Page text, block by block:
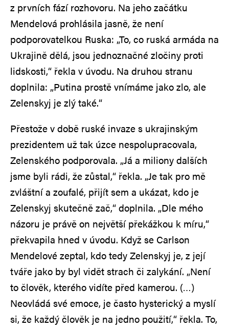
z prvních fází rozhovoru. Na jeho začátku
Mendelová prohlásila jasně, že není
podporovatelkou Ruska: „To, co ruská armáda na
Ukrajině dělá, jsou jednoznačné zločiny proti
lidskosti,“ řekla v úvodu. Na druhou stranu
doplnila: „Putina prostě vnímáme jako zlo, ale
Zelenskyj je zlý také.“
Přestože v době ruské invaze s ukrajinským
prezidentem už tak úzce nespolupracovala,
Zelenského podporovala. „Já a miliony dalších
jsme byli rádi, že zůstal,“ řekla. „Je tak pro mě
zvláštní a zoufalé, přijít sem a ukázat, kdo je
Zelenskyj skutečně zač,“ doplnila. „Dle mého
názoru je právě on největší překážkou k míru,“
překvapila hned v úvodu. Když se Carlson
Mendelové zeptal, kdo tedy Zelenskyj je, z její
tváře jako by byl vidět strach či zalykání. „Není
to člověk, kterého vidíte před kamerou. (…)
Neovládá své emoce, je často hysterický a myslí
si, že každý člověk je na jedno použití,“ řekla. To,